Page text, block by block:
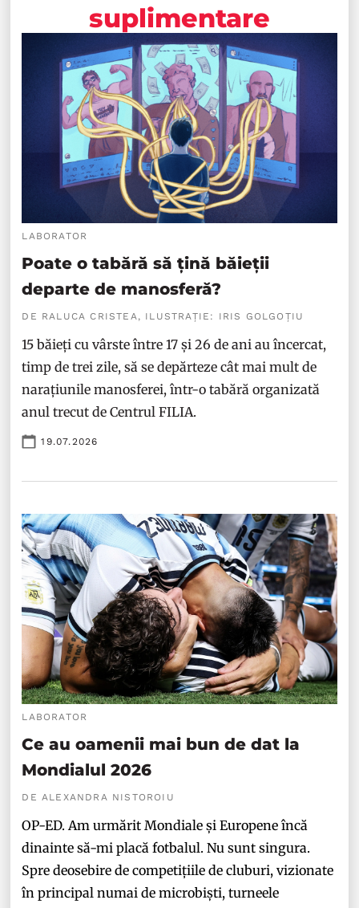
suplimentare
LABORATOR
Poate o tabără să țină băieții
departe de manosferă?
DE RALUCA CRISTEA, ILUSTRAȚIE: IRIS GOLGOȚIU
15 băieți cu vârste între 17 și 26 de ani au încercat,
timp de trei zile, să se depărteze cât mai mult de
narațiunile manosferei, într-o tabără organizată
anul trecut de Centrul FILIA.
19.07.2026
LABORATOR
Ce au oamenii mai bun de dat la
Mondialul 2026
DE ALEXANDRA NISTOROIU
OP-ED. Am urmărit Mondiale și Europene încă
dinainte să-mi placă fotbalul. Nu sunt singura.
Spre deosebire de competițiile de cluburi, vizionate
în principal numai de microbiști, turneele